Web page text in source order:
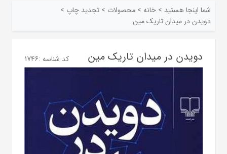
شما اینجا هستید > خانه > محصولات > تجدید چاپ >
دویدن در میدان تاریک مین
دویدن در میدان تاریک مین کد شناسه :1746